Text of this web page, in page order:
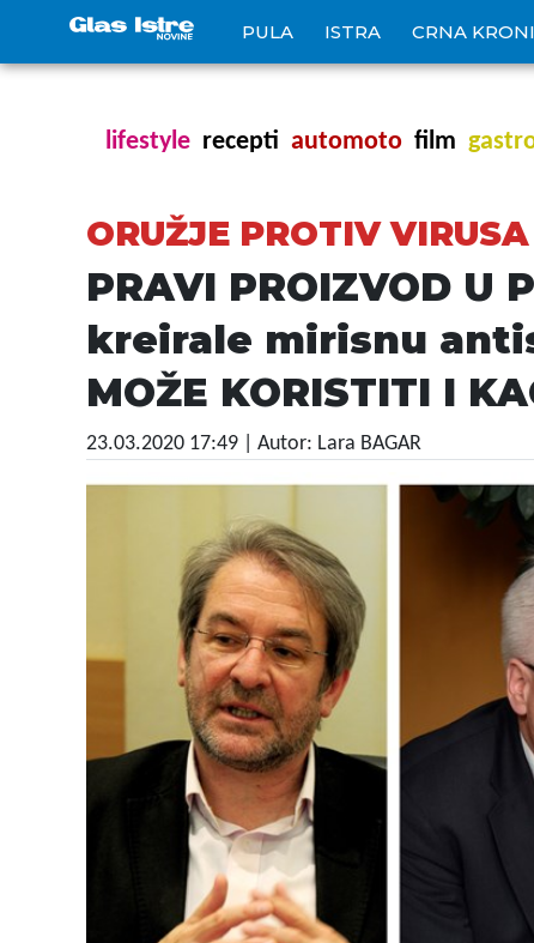
PULA ISTRA CRNA
lifestyle recepti automoto film
ORUŽJE PROTIV VIRUSA
PRAVI PROIZVOD U
kreirale mirisnu
MOŽE KORISTITI I
23.03.2020 17:49 | Autor: Lara BAGAR